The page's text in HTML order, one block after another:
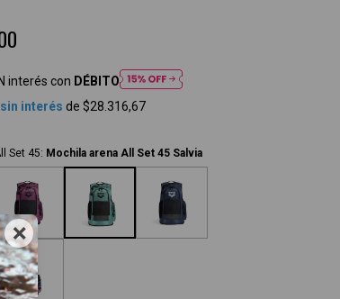
interés con DÉBITO
interés de $28.316,67
Set 45: Mochila arena All Set 45 Salvia
×